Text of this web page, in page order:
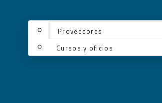
Proveedores
Cursos y oficios